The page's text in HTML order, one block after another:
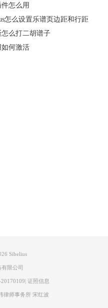
购买界面
些基础功能。目前在西贝柳斯中
础版介绍界面
怎么用
怎么设置乐谱页边距和行距
么打二胡谱子
何激活
Sibelius
限公司
证照信息
律师事务所 宋红波